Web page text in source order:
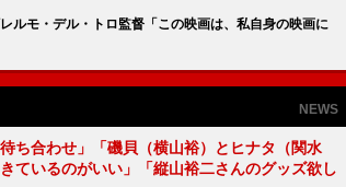
ルモ・デル・トロ監督「この映画は、私自身の映画に
NEWS
ち合わせ」「磯貝（横山裕）とヒナタ（関水
ているのがいい」「縦山裕二さんのグッズ欲し